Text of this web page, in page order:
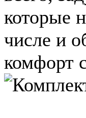
которые
числе и
комфорт